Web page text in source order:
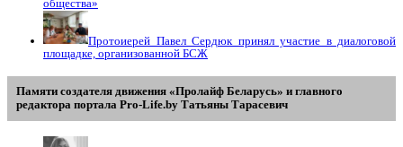
общества»
Протоиерей Павел Сердюк принял участие в диалоговой
площадке, организованной БСЖ
Памяти создателя движения «Пролайф Беларусь» и главного
редактора портала Pro-Life.by Tатьяны Tарасевич